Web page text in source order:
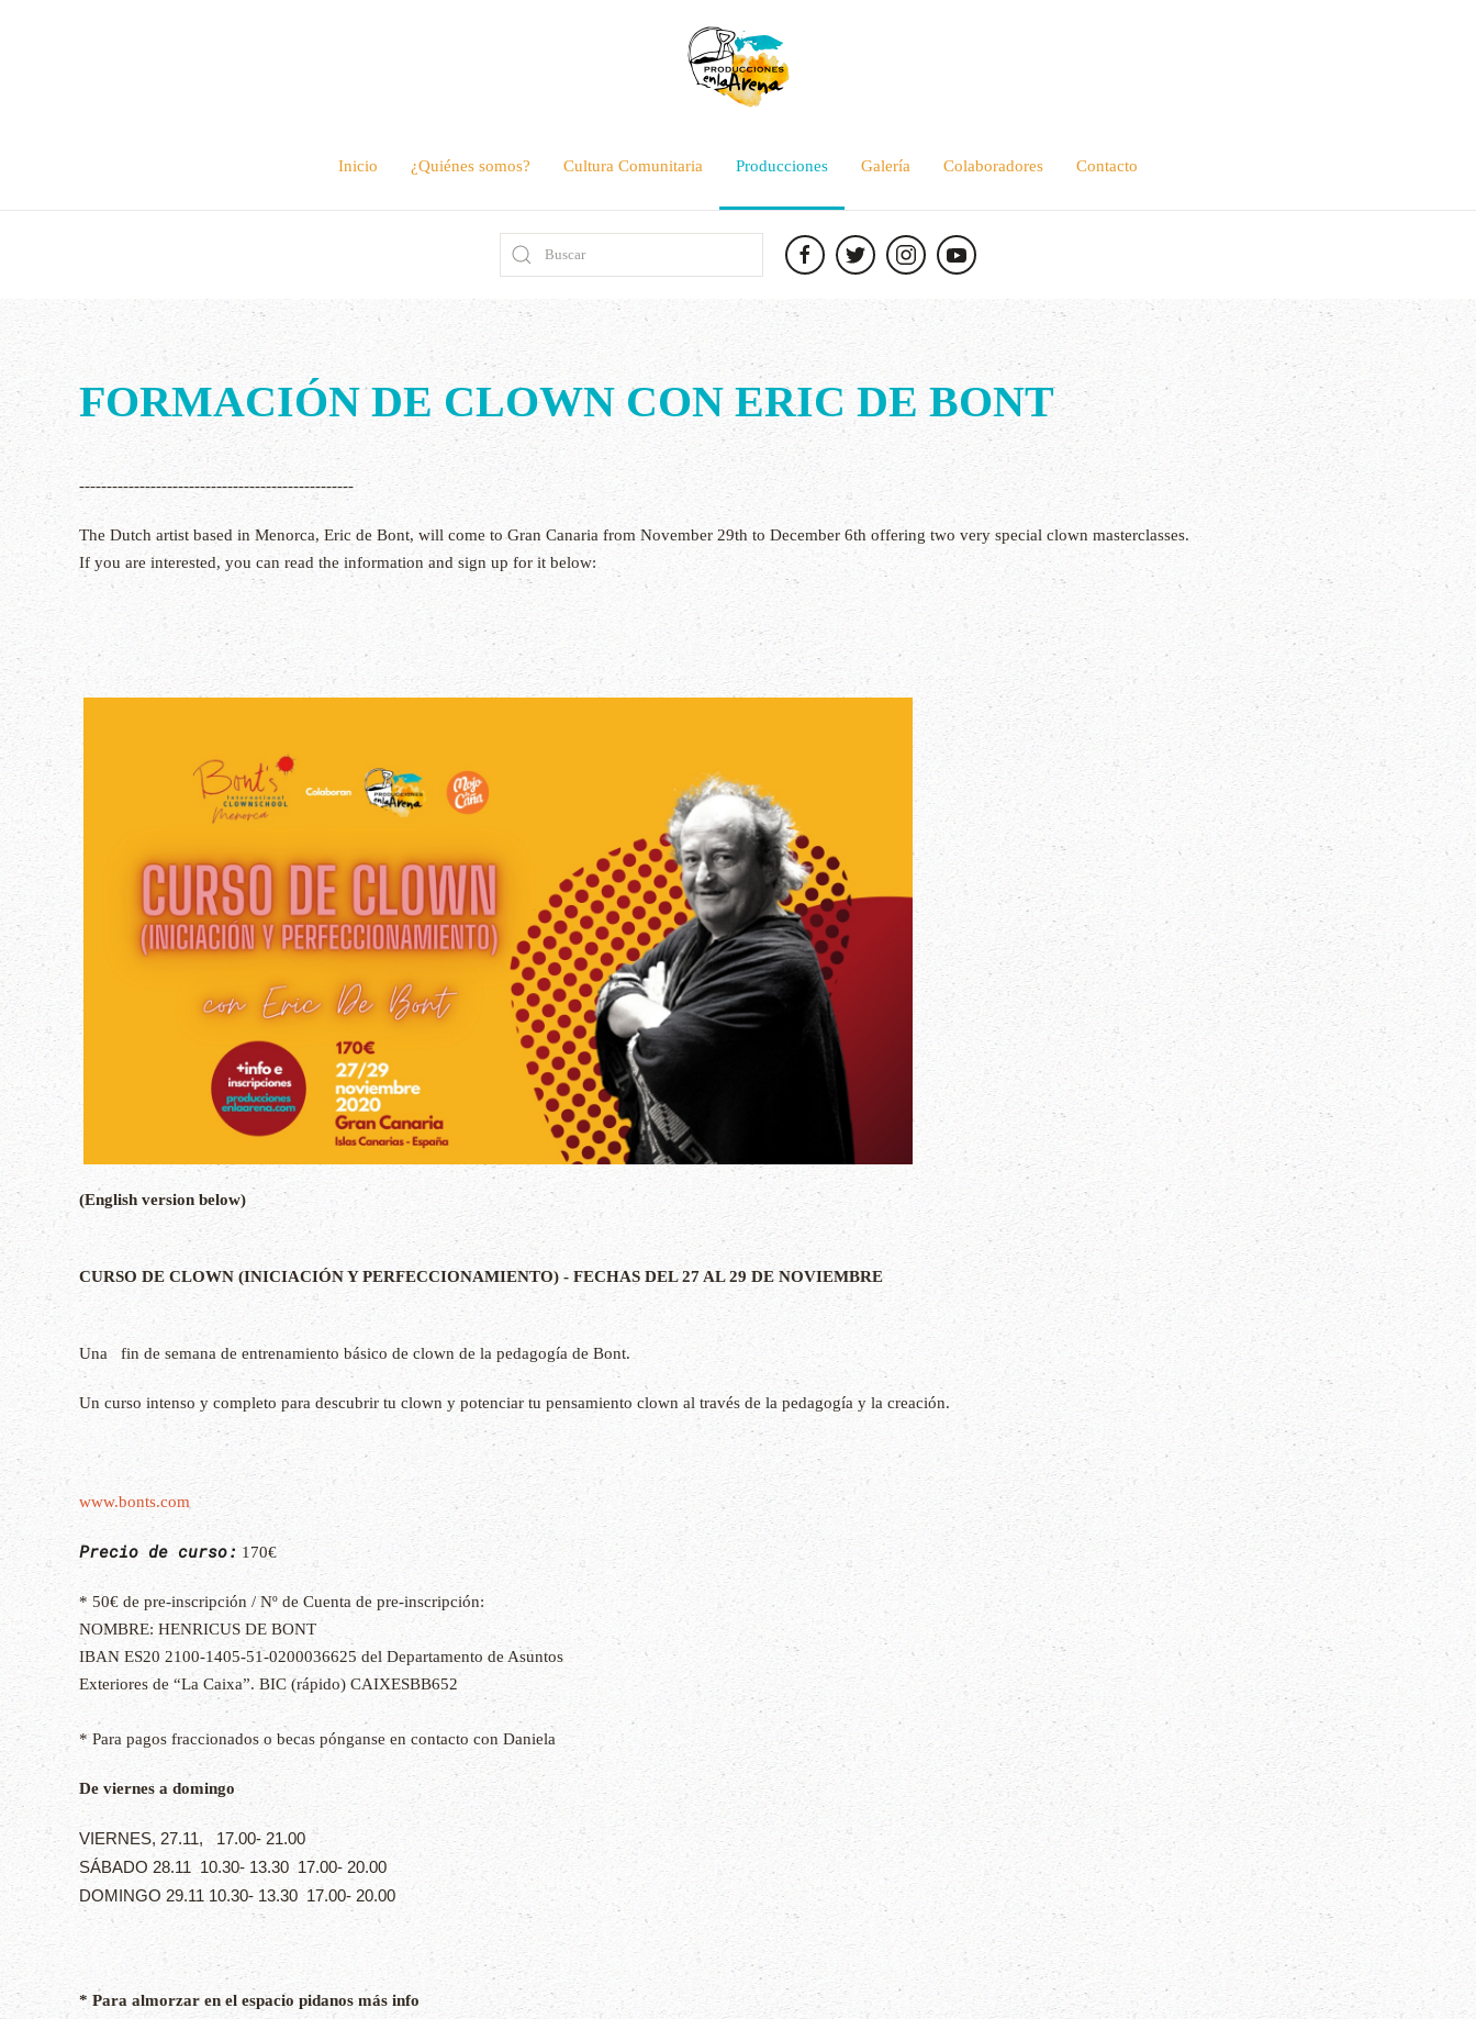
Inicio ¿Quiénes somos? Cultura Comunitaria Producciones Galería Colaboradores Contacto
FORMACIÓN DE CLOWN CON ERIC DE BONT
--------------------------------------------------
The Dutch artist based in Menorca, Eric de Bont, will come to Gran Canaria from November 29th to December 6th offering two very special clown masterclasses.
If you are interested, you can read the information and sign up for it below:
(English version below)
CURSO DE CLOWN (INICIACIÓN Y PERFECCIONAMIENTO) - FECHAS DEL 27 AL 29 DE NOVIEMBRE
Una fin de semana de entrenamiento básico de clown de la pedagogía de Bont.
Un curso intenso y completo para descubrir tu clown y potenciar tu pensamiento clown al través de la pedagogía y la creación.
www.bonts.com
Precio de curso: 170€
* 50€ de pre-inscripción / Nº de Cuenta de pre-inscripción:
NOMBRE: HENRICUS DE BONT
IBAN ES20 2100-1405-51-0200036625 del Departamento de Asuntos
Exteriores de “La Caixa”. BIC (rápido) CAIXESBB652
* Para pagos fraccionados o becas pónganse en contacto con Daniela
De viernes a domingo
VIERNES, 27.11, 17.00- 21.00
SÁBADO 28.11 10.30- 13.30 17.00- 20.00
DOMINGO 29.11 10.30- 13.30 17.00- 20.00
* Para almorzar en el espacio pidanos más info